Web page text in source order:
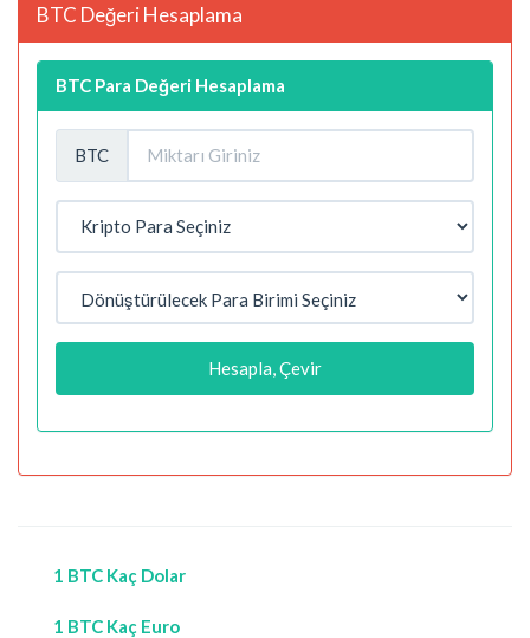
BTC Değeri Hesaplama
BTC Para Değeri Hesaplama
BTC
Hesapla, Çevir
1 BTC Kaç Dolar
1 BTC Kaç Euro